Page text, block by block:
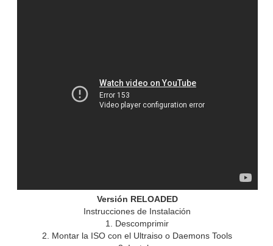
Versión RELOADED
Instrucciones de Instalación
1. Descomprimir
2. Montar la ISO con el Ultraiso o Daemons Tools